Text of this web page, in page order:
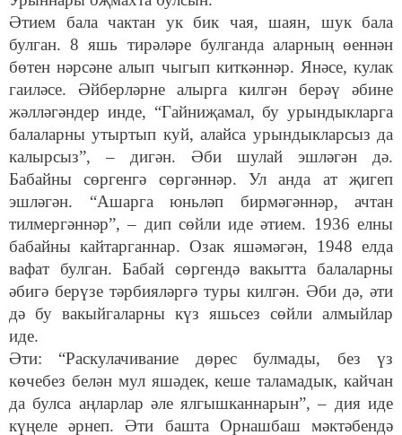
Әтием бала чактан ук бик чая, шаян, шук бала
булган. 8 яшь тирәләре булганда аларның өеннән
бөтен нәрсәне алып чыгып киткәннәр. Янәсе, кулак
гаиләсе. Әйберләрне алырга килгән берәү әбине
жәлләгәндер инде, “Гайниҗамал, бу урындыкларга
балаларны утыртып куй, алайса урындыкларсыз да
калырсыз”, – дигән. Әби шулай эшләгән дә.
Бабайны сөргенгә сөргәннәр. Ул анда ат җигеп
эшләгән. “Ашарга юньләп бирмәгәннәр, ачтан
тилмергәннәр”, – дип сөйли иде әтием. 1936 елны
бабайны кайтарганнар. Озак яшәмәгән, 1948 елда
вафат булган. Бабай сөргендә вакытта балаларны
әбигә берүзе тәрбияләргә туры килгән. Әби дә, әти
дә бу вакыйгаларны күз яшьсез сөйли алмыйлар
иде.
Әти: “Раскулачивание дөрес булмады, без үз
көчебез белән мул яшәдек, кеше таламадык, кайчан
да булса аңларлар әле ялгышканнарын”, – дия иде
күңеле әрнеп. Әти башта Орнашбаш мәктәбендә